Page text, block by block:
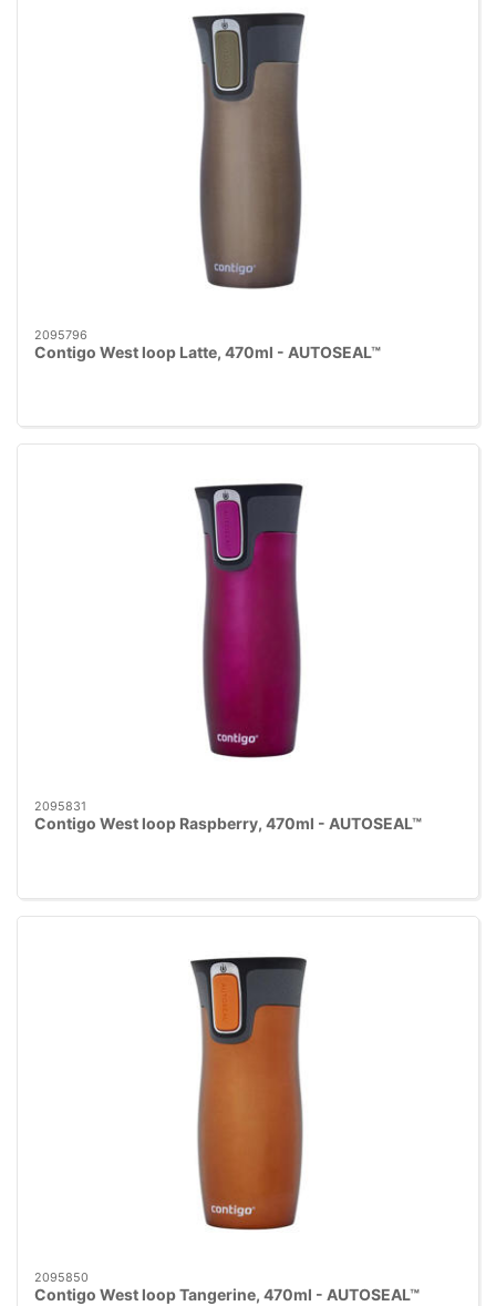
2095796
Contigo West loop Latte, 470ml - AUTOSEAL™
2095831
Contigo West loop Raspberry, 470ml - AUTOSEAL™
2095850
Contigo West loop Tangerine, 470ml - AUTOSEAL™